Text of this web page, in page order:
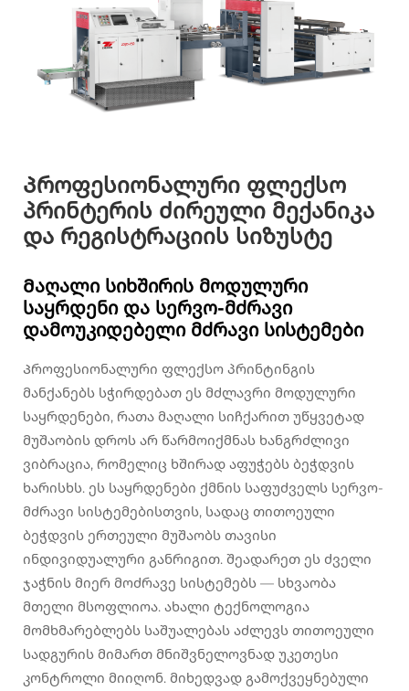
Პროფესიონალური ფლექსო
პრინტერის ძირეული მექანიკა
და რეგისტრაციის სიზუსტე
Მაღალი სიხშირის მოდულური
საყრდენი და სერვო-მძრავი
დამოუკიდებელი მძრავი სისტემები
Პროფესიონალური ფლექსო პრინტინგის
მანქანებს სჭირდებათ ეს მძლავრი მოდულური
საყრდენები, რათა მაღალი სიჩქარით უწყვეტად
მუშაობის დროს არ წარმოიქმნას ხანგრძლივი
ვიბრაცია, რომელიც ხშირად აფუჭებს ბეჭდვის
ხარისხს. ეს საყრდენები ქმნის საფუძველს სერვო-
მძრავი სისტემებისთვის, სადაც თითოეული
ბეჭდვის ერთეული მუშაობს თავისი
ინდივიდუალური განრიგით. შეადარეთ ეს ძველი
ჯაჭნის მიერ მოძრავე სისტემებს — სხვაობა
მთელი მსოფლიოა. ახალი ტექნოლოგია
მომხმარებლებს საშუალებას აძლევს თითოეული
სადგურის მიმართ მნიშვნელოვნად უკეთესი
კონტროლი მიიღონ. მიხედვად გამოქვეყნებული